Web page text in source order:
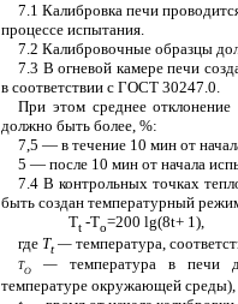
7.1 Калибровка печи
процессе испытания.
7.2 Калибровочные образцы
7.3 В огневой камере печи
в соответствии с ГОСТ 30247.0.
При этом среднее
должно быть более, %:
7,5 — в течение 10 мин от
5 — после 10 мин от начала
7.4 В контрольных точках
быть создан температурный
Tt -To=200 lg(8t+
где Тt — температура,
to — температура в печи
температуре окружающей